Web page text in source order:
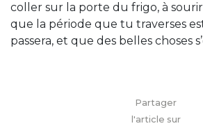
coller sur la porte du frigo, à
que la période que tu traverses
passera, et que des belles choses
Partager
l'article sur